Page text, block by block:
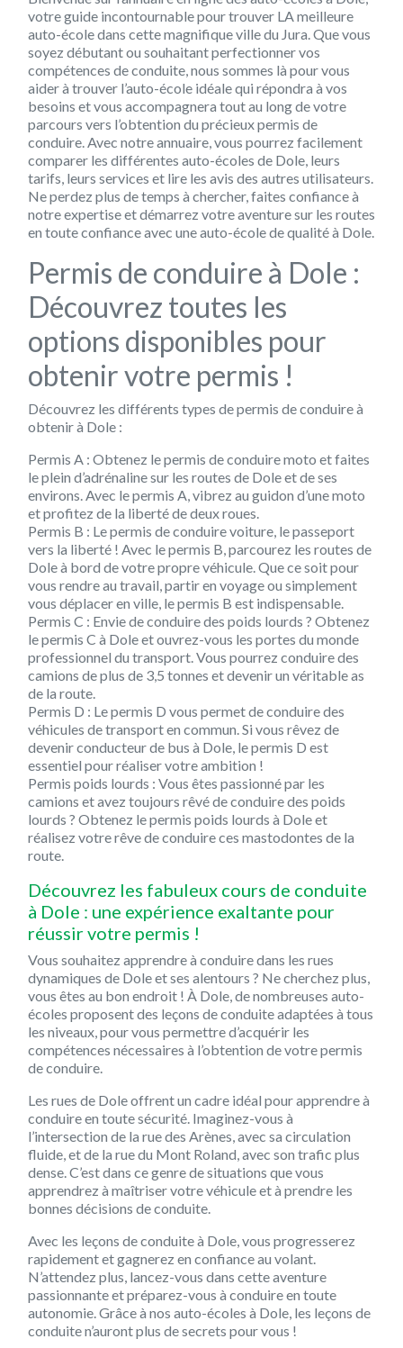
votre guide incontournable pour trouver LA meilleure
auto-école dans cette magnifique ville du Jura. Que vous
soyez débutant ou souhaitant perfectionner vos
compétences de conduite, nous sommes là pour vous
aider à trouver l’auto-école idéale qui répondra à vos
besoins et vous accompagnera tout au long de votre
parcours vers l’obtention du précieux permis de
conduire. Avec notre annuaire, vous pourrez facilement
comparer les différentes auto-écoles de Dole, leurs
tarifs, leurs services et lire les avis des autres utilisateurs.
Ne perdez plus de temps à chercher, faites confiance à
notre expertise et démarrez votre aventure sur les routes
en toute confiance avec une auto-école de qualité à Dole.
Permis de conduire à Dole :
Découvrez toutes les
options disponibles pour
obtenir votre permis !
Découvrez les différents types de permis de conduire à
obtenir à Dole :
Permis A : Obtenez le permis de conduire moto et faites
le plein d’adrénaline sur les routes de Dole et de ses
environs. Avec le permis A, vibrez au guidon d’une moto
et profitez de la liberté de deux roues.
Permis B : Le permis de conduire voiture, le passeport
vers la liberté ! Avec le permis B, parcourez les routes de
Dole à bord de votre propre véhicule. Que ce soit pour
vous rendre au travail, partir en voyage ou simplement
vous déplacer en ville, le permis B est indispensable.
Permis C : Envie de conduire des poids lourds ? Obtenez
le permis C à Dole et ouvrez-vous les portes du monde
professionnel du transport. Vous pourrez conduire des
camions de plus de 3,5 tonnes et devenir un véritable as
de la route.
Permis D : Le permis D vous permet de conduire des
véhicules de transport en commun. Si vous rêvez de
devenir conducteur de bus à Dole, le permis D est
essentiel pour réaliser votre ambition !
Permis poids lourds : Vous êtes passionné par les
camions et avez toujours rêvé de conduire des poids
lourds ? Obtenez le permis poids lourds à Dole et
réalisez votre rêve de conduire ces mastodontes de la
route.
Découvrez les fabuleux cours de conduite
à Dole : une expérience exaltante pour
réussir votre permis !
Vous souhaitez apprendre à conduire dans les rues
dynamiques de Dole et ses alentours ? Ne cherchez plus,
vous êtes au bon endroit ! À Dole, de nombreuses auto-
écoles proposent des leçons de conduite adaptées à tous
les niveaux, pour vous permettre d’acquérir les
compétences nécessaires à l’obtention de votre permis
de conduire.
Les rues de Dole offrent un cadre idéal pour apprendre à
conduire en toute sécurité. Imaginez-vous à
l’intersection de la rue des Arènes, avec sa circulation
fluide, et de la rue du Mont Roland, avec son trafic plus
dense. C’est dans ce genre de situations que vous
apprendrez à maîtriser votre véhicule et à prendre les
bonnes décisions de conduite.
Avec les leçons de conduite à Dole, vous progresserez
rapidement et gagnerez en confiance au volant.
N’attendez plus, lancez-vous dans cette aventure
passionnante et préparez-vous à conduire en toute
autonomie. Grâce à nos auto-écoles à Dole, les leçons de
conduite n’auront plus de secrets pour vous !